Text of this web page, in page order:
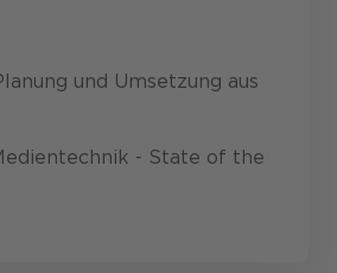
und Umsetzung aus
- State of the